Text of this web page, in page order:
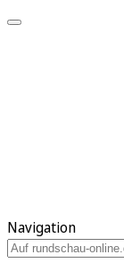
Navigation